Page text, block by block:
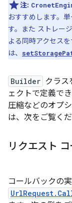
注:
おすすめします。
す。また ストレー
よる同時アクセス
は、
Builder クラス
ェクトで定義で
圧縮などのオプ
は、次をご覧く
リクエスト
コールバックの